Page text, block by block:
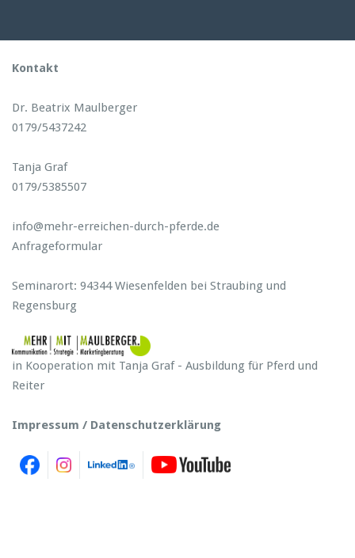
Kontakt
Dr. Beatrix Maulberger
0179/5437242
Tanja Graf
0179/5385507
info@mehr-erreichen-durch-pferde.de
Anfrageformular
Seminarort: 94344 Wiesenfelden bei Straubing und
Regensburg
in Kooperation mit Tanja Graf - Ausbildung für Pferd und
Reiter
Impressum / Datenschutzerklärung